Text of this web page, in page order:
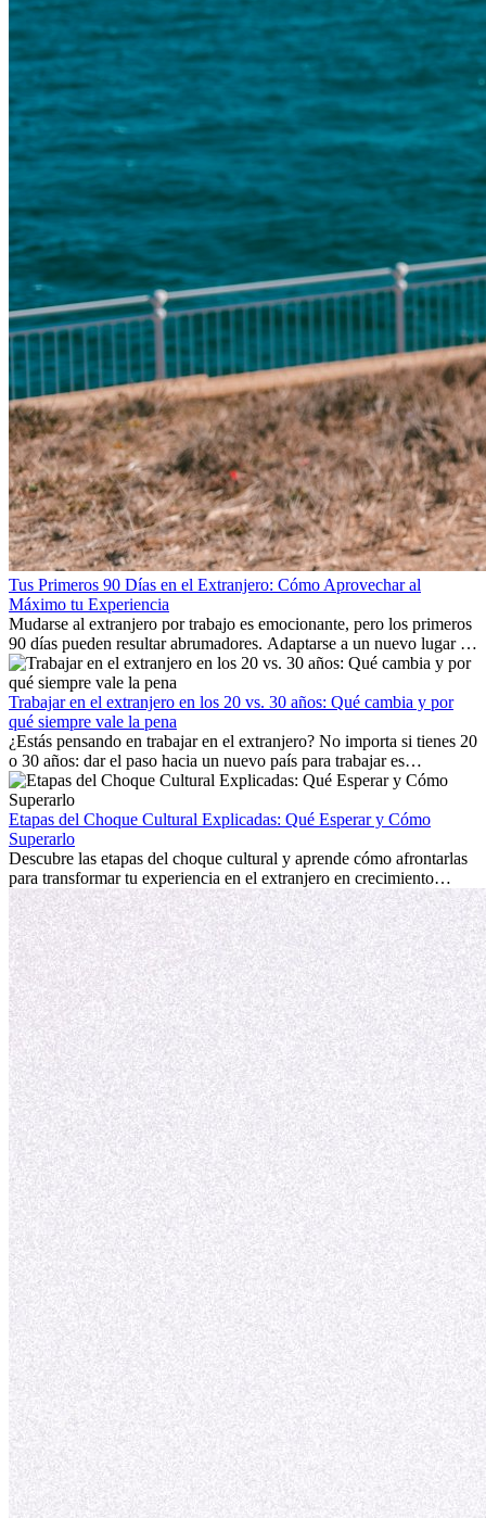
Tus Primeros 90 Días en el Extranjero: Cómo Aprovechar al
Máximo tu Experiencia
Mudarse al extranjero por trabajo es emocionante, pero los primeros
90 días pueden resultar abrumadores. Adaptarse a un nuevo lugar de
trabajo, construir una vida social, comprender la cultura local y lidiar
con la nostalgia son parte del proceso. Esta guía para expatriados te
mostrará cómo aprovechar al máximo tus primeros meses en el
extranjero, asegurando tanto éxito profesional como crecimiento
personal.
Trabajar en el extranjero en los 20 vs. 30 años: Qué cambia y por
qué siempre vale la pena
¿Estás pensando en trabajar en el extranjero? No importa si tienes 20
o 30 años: dar el paso hacia un nuevo país para trabajar es
emocionante y, a veces, desafiante. Muchas personas se preguntan si
la edad marca la diferencia. La verdad es que la experiencia
internacional siempre vale la pena. Puede impulsar tu carrera,
fomentar tu crecimiento personal y ofrecerte valiosas perspectivas
culturales que transforman tu vida.
Etapas del Choque Cultural Explicadas: Qué Esperar y Cómo
Superarlo
Descubre las etapas del choque cultural y aprende cómo afrontarlas
para transformar tu experiencia en el extranjero en crecimiento
personal y adaptación exitosa.